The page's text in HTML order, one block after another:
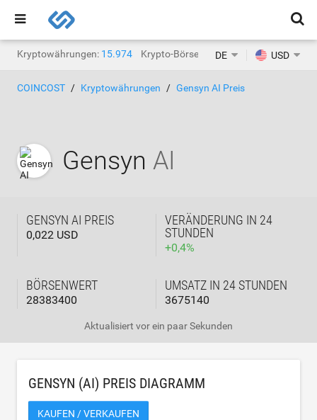
Kryptowährungen: 15.974 Krypto-Börsen: 1.471
DE USD
COINCOST Kryptowährungen Gensyn AI Preis
Gensyn AI
GENSYN AI PREIS
0,022 USD
VERÄNDERUNG IN 24
STUNDEN
+0,4%
BÖRSENWERT
28383400
UMSATZ IN 24 STUNDEN
3675140
Aktualisiert vor ein paar Sekunden
GENSYN (AI) PREIS DIAGRAMM
KAUFEN / VERKAUFEN